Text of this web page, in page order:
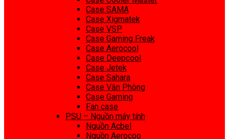
Case SAMA
Case Xigmatek
Case VSP
Case Gaming Freak
Case Aerocool
Case Deepcool
Case Jetek
Case Sahara
Case Văn Phòng
Case Gaming
Fan case
PSU – Nguồn máy tính
Nguồn Acbel
Nguồn Aerocoo